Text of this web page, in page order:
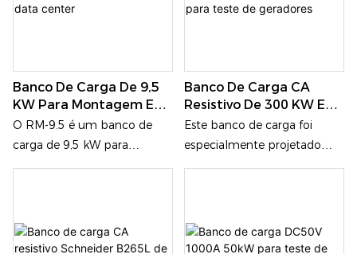
energia.
conteinerizada.
granularidade grossa de 10
segurança multicamadas em
um design vertical
compacto. É amplamente
utilizado para testes de
desempenho e verificação de
fontes de alimentação
transformadores.
Banco De Carga De 9,5
KW Para Montagem Em
Rack Para Data Center
O RM-9.5 é um banco de
carga de 9,5 kW para
montagem em rack,
sistemas de alimentação e
cenários de computação de
Banco De Carga CA
Resistivo De 300 KW E
400 V Para Teste De
Geradores
Este banco de carga foi
especialmente projetado
para sistemas de energia
teste nominal de 400 VCA e
uma frequência de operação